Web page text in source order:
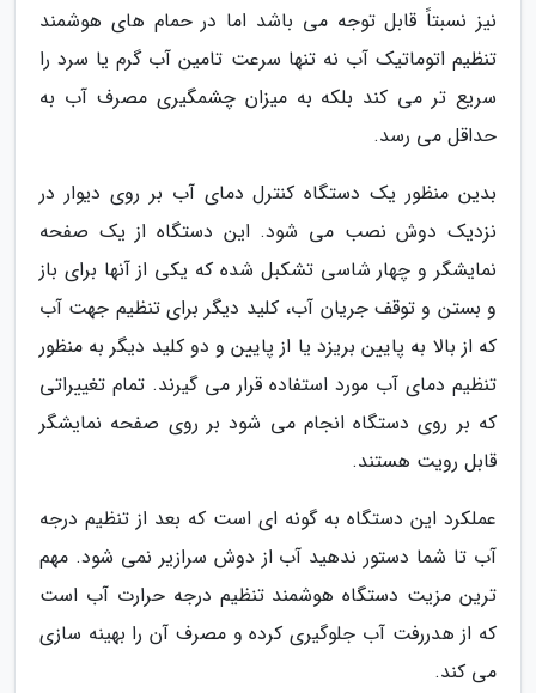
نیز نسبتاً قابل توجه می باشد اما در حمام های هوشمند
تنظیم اتوماتیک آب نه تنها سرعت تامین آب گرم یا سرد را
سریع تر می کند بلکه به میزان چشمگیری مصرف آب به
حداقل می رسد.
بدین منظور یک دستگاه کنترل دمای آب بر روی دیوار در
نزدیک دوش نصب می شود. این دستگاه از یک صفحه
نمایشگر و چهار شاسی تشکبل شده که یکی از آنها برای باز
و بستن و توقف جریان آب، کلید دیگر برای تنظیم جهت آب
که از بالا به پایین بریزد یا از پایین و دو کلید دیگر به منظور
تنظیم دمای آب مورد استفاده قرار می گیرند. تمام تغییراتی
که بر روی دستگاه انجام می شود بر روی صفحه نمایشگر
قابل رویت هستند.
عملکرد این دستگاه به گونه ای است که بعد از تنظیم درجه
آب تا شما دستور ندهید آب از دوش سرازیر نمی شود. مهم
ترین مزیت دستگاه هوشمند تنظیم درجه حرارت آب است
که از هدررفت آب جلوگیری کرده و مصرف آن را بهینه سازی
می کند.